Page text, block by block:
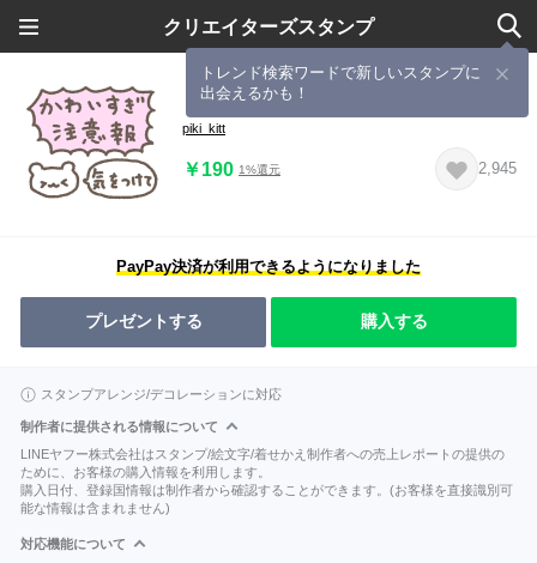
クリエイターズスタンプ
トレンド検索ワードで新しいスタンプに
出会えるかも！
しろはむスタンプ
piki_kitt
￥190 1%還元 2,945
PayPay決済が利用できるようになりました
プレゼントする 購入する
スタンプアレンジ/デコレーションに対応
制作者に提供される情報について
LINEヤフー株式会社はスタンプ/絵文字/着せかえ制作者への売上レポートの提供の
ために、お客様の購入情報を利用します。
購入日付、登録国情報は制作者から確認することができます。(お客様を直接識別可
能な情報は含まれません)
対応機能について